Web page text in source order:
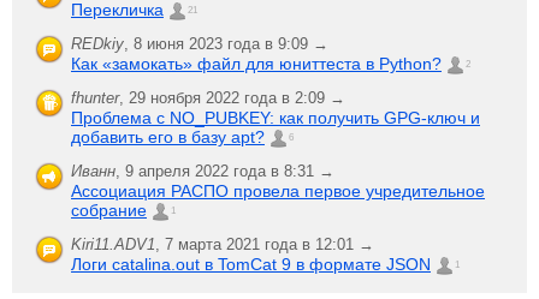
Перекличка 21
REDkiy, 8 июня 2023 года в 9:09 →
Как «замокать» файл для юниттеста в Python? 2
fhunter, 29 ноября 2022 года в 2:09 →
Проблема с NO_PUBKEY: как получить GPG-ключ и
добавить его в базу apt?
6
Иванн, 9 апреля 2022 года в 8:31 →
Ассоциация РАСПО провела первое учредительное
собрание
1
Kiri11.ADV1, 7 марта 2021 года в 12:01 →
Логи catalina.out в TomCat 9 в формате JSON 1